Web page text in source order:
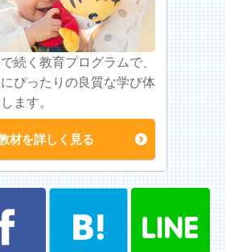
続く教育プログラムで、
ぴったりの良質な学び体
ます。
材を詳しく見る